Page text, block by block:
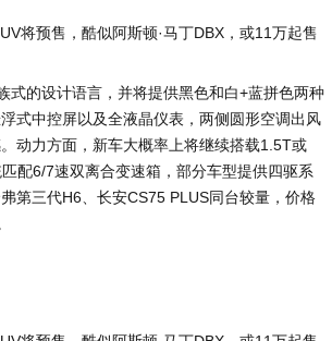
式的设计语言，并将提供黑色和白+蓝拼色两种
式中控屏以及全液晶仪表，两侧圆形空调出风
动力方面，新车大概率上将继续搭载1.5T或
配6/7速双离合变速箱，部分车型提供四驱系
第三代H6、长安CS75 PLUS同台较量，价格